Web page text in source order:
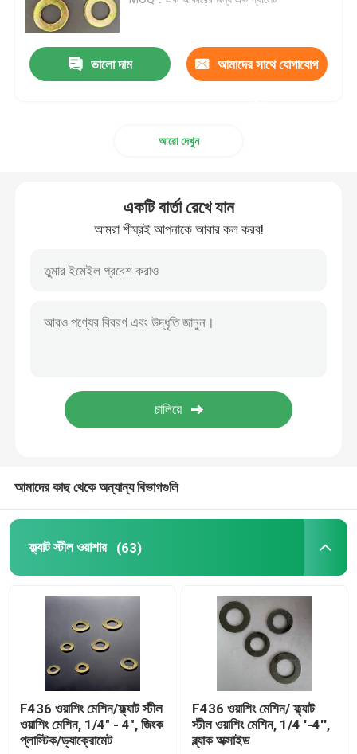
গরম ডুব গ্যালভানাইজড ওয়াশার
ভালো দাম আমাদের সাথে যোগাযোগ
আরো দেখুন
একটি বার্তা রেখে যান
আমরা শীঘ্রই আপনাকে আবার কল করব!
আমাদের কাছ থেকে অন্যান্য বিভাগগুলি
ফ্ল্যাট স্টীল ওয়াশার (63)
F436 ওয়াশিং মেশিন/ফ্ল্যাট স্টীল
ওয়াশিং মেশিন, 1/4" - 4", জিংক
প্লাস্টিক/ড্যাক্রোমেট
F436 ওয়াশিং মেশিন/ ফ্ল্যাট
স্টীল ওয়াশিং মেশিন, 1/4 '-4'',
ব্ল্যাক অক্সাইড